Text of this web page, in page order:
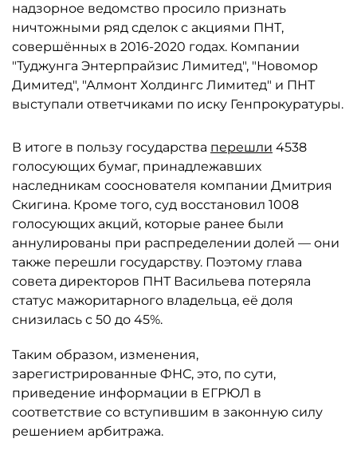
надзорное ведомство просило признать
ничтожными ряд сделок с акциями ПНТ,
совершённых в 2016-2020 годах. Компании
"Туджунга Энтерпрайзис Лимитед", "Новомор
Димитед", "Алмонт Холдингс Лимитед" и ПНТ
выступали ответчиками по иску Генпрокуратуры.
В итоге в пользу государства перешли 4538
голосующих бумаг, принадлежавших
наследникам сооснователя компании Дмитрия
Скигина. Кроме того, суд восстановил 1008
голосующих акций, которые ранее были
аннулированы при распределении долей — они
также перешли государству. Поэтому глава
совета директоров ПНТ Васильева потеряла
статус мажоритарного владельца, её доля
снизилась с 50 до 45%.
Таким образом, изменения,
зарегистрированные ФНС, это, по сути,
приведение информации в ЕГРЮЛ в
соответствие со вступившим в законную силу
решением арбитража.